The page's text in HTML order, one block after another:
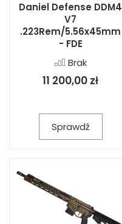
Daniel Defense DDM4
V7
.223Rem/5.56x45mm
- FDE
Brak
11 200,00 zł
Sprawdź